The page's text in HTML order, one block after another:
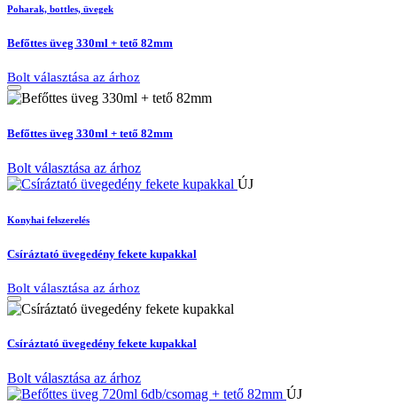
Poharak, bottles, üvegek
Befőttes üveg 330ml + tető 82mm
Bolt választása az árhoz
Befőttes üveg 330ml + tető 82mm
Bolt választása az árhoz
ÚJ
Konyhai felszerelés
Csíráztató üvegedény fekete kupakkal
Bolt választása az árhoz
Csíráztató üvegedény fekete kupakkal
Bolt választása az árhoz
ÚJ